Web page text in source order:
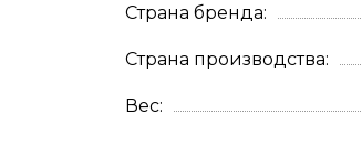
Страна бренда
Страна производства
Вес